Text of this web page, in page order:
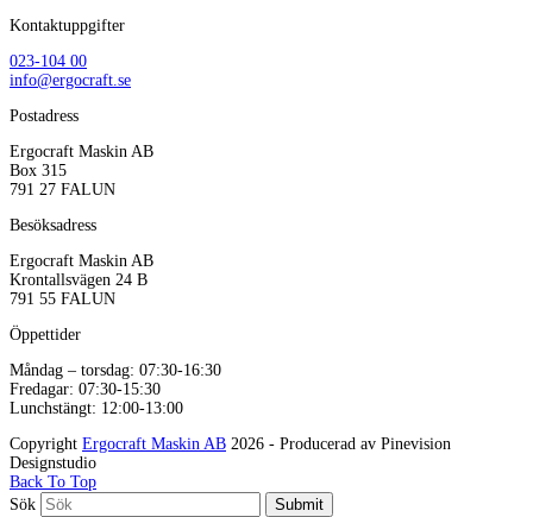
Kontaktuppgifter
023-104 00
info@ergocraft.se
Postadress
Ergocraft Maskin AB
Box 315
791 27 FALUN
Besöksadress
Ergocraft Maskin AB
Krontallsvägen 24 B
791 55 FALUN
Öppettider
Måndag – torsdag: 07:30-16:30
Fredagar: 07:30-15:30
Lunchstängt: 12:00-13:00
Copyright Ergocraft Maskin AB 2026 - Producerad av Pinevision
Designstudio
Back To Top
Sök
Submit